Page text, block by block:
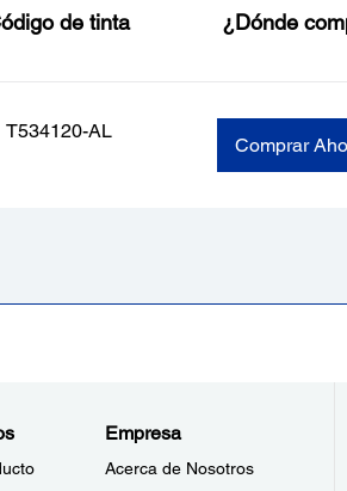
de tinta ¿Dónde
T534120-AL
Comprar
Empresa
Acerca de Nosotros